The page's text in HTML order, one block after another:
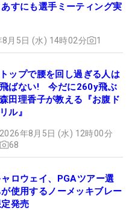
すにも選手ミーティング実
8月5日 (水) 14時02分 1
トップで腰を回し過ぎる人は
飛ばない! 今だに260y飛ぶ
森田理香子が教える『お腹ド
リル』
2026年8月5日 (水) 12時00分
68
ロウェイ、PGAツアー選
使用するノーメッキブレー
定発売